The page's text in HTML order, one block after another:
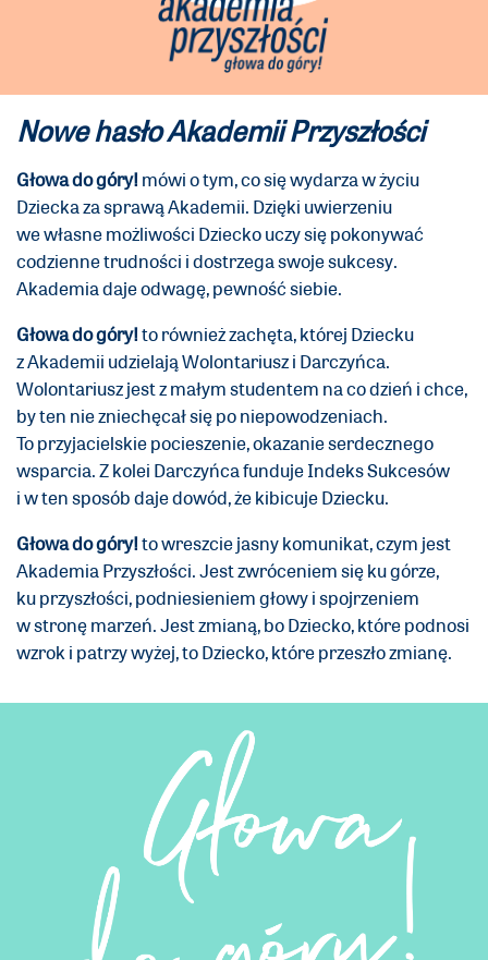
Nowe hasło Akademii Przyszłości
Głowa do góry! mówi o tym, co się wydarza w życiu
Dziecka za sprawą Akademii. Dzięki uwierzeniu
we własne możliwości Dziecko uczy się pokonywać
codzienne trudności i dostrzega swoje sukcesy.
Akademia daje odwagę, pewność siebie.
Głowa do góry!to również zachęta, której Dziecku
z Akademii udzielają Wolontariusz i Darczyńca.
Wolontariusz jest z małym studentem na co dzień i chce,
by ten nie zniechęcał się po niepowodzeniach.
To przyjacielskie pocieszenie, okazanie serdecznego
wsparcia. Z kolei Darczyńca funduje Indeks Sukcesów
i w ten sposób daje dowód, że kibicuje Dziecku.
Głowa do góry!to wreszcie jasny komunikat, czym jest
Akademia Przyszłości. Jest zwróceniem się ku górze,
ku przyszłości, podniesieniem głowy i spojrzeniem
w stronę marzeń. Jest zmianą, bo Dziecko, które podnosi
wzrok i patrzy wyżej, to Dziecko, które przeszło zmianę.